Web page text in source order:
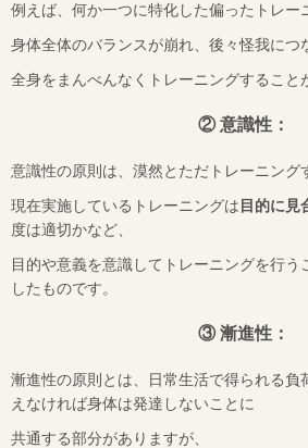
例えば、何か一つに特化した偏ったトレー
身体全体のバランスが崩れ、後々怪我につ
全身をまんべんなくトレーニングすること
② 意識性：
意識性の原則は、漠然とただトレーニング
現在実施しているトレーニングは 目的に見
度は適切かなど、
目的や意義を意識してトレーニングを行う
したものです。
③ 漸進性：
漸進性の原則とは、日常生活で得られる負
えなければ身体は発達しないことに
共通する部分がありますが、